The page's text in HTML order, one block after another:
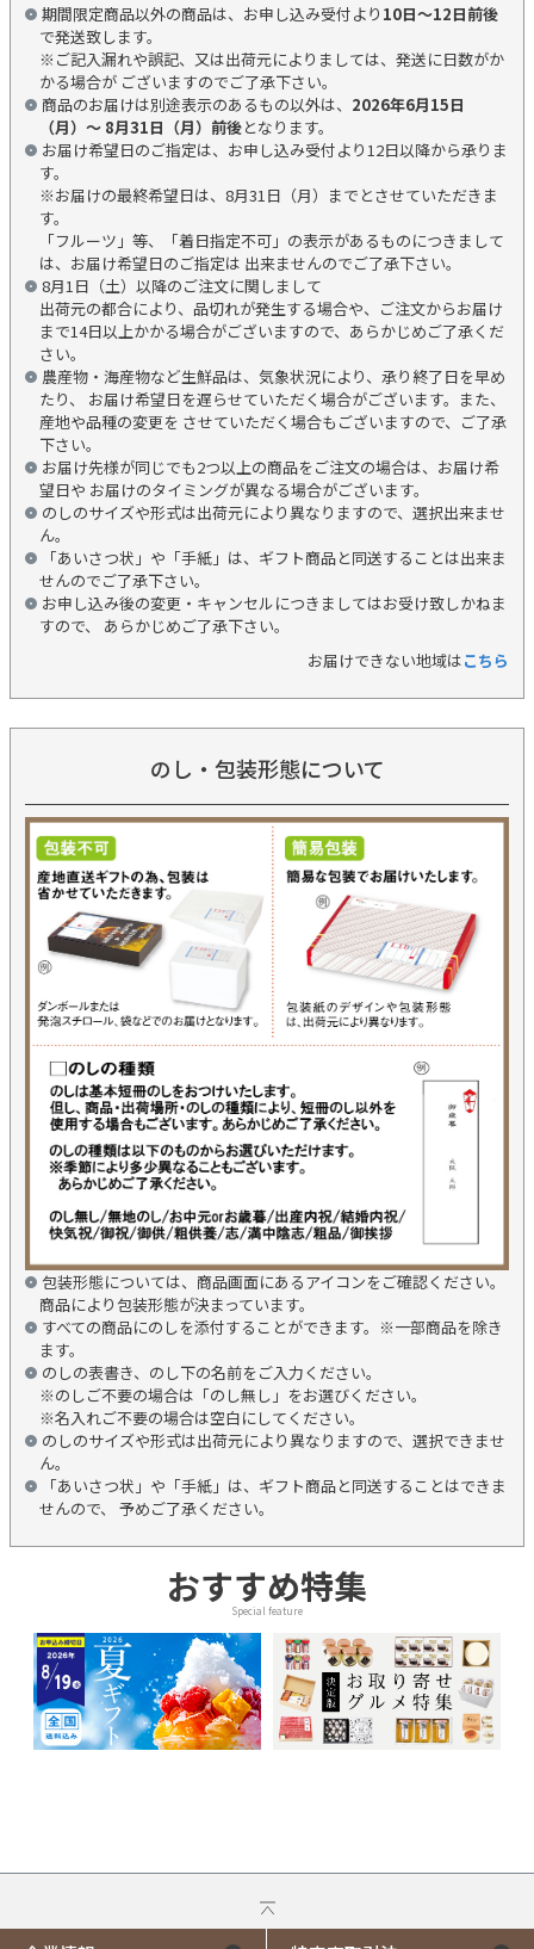
期間限定商品以外の商品は、お申し込み受付より 10日～12日前後
で発送致します。
※ご記入漏れや誤記、又は出荷元によりましては、発送に日数がか
かる場合が ございますのでご了承下さい。
商品のお届けは別途表示のあるもの以外は、 2026年6月15日
（月）～ 8月31日（月）前後となります。
お届け希望日のご指定は、お申し込み受付より12日以降から承りま
す。
※お届けの最終希望日は、8月31日（月）までとさせていただきま
す。
「フルーツ」等、「着日指定不可」の表示があるものにつきまして
は、お届け希望日のご指定は 出来ませんのでご了承下さい。
8月1日（土）以降のご注文に関しまして
出荷元の都合により、品切れが発生する場合や、ご注文からお届け
まで14日以上かかる場合がございますので、あらかじめご了承くだ
さい。
農産物・海産物など生鮮品は、気象状況により、承り終了日を早め
たり、 お届け希望日を遅らせていただく場合がございます。また、
産地や品種の変更を させていただく場合もございますので、ご了承
下さい。
お届け先様が同じでも2つ以上の商品をご注文の場合は、お届け希
望日や お届けのタイミングが異なる場合がございます。
のしのサイズや形式は出荷元により異なりますので、選択出来ませ
ん。
「あいさつ状」や「手紙」は、ギフト商品と同送することは出来ま
せんのでご了承下さい。
お申し込み後の変更・キャンセルにつきましてはお受け致しかねま
すので、 あらかじめご了承下さい。
お届けできない地域はこちら
のし・包装形態について
包装形態については、商品画面にあるアイコンをご確認ください。
商品により包装形態が決まっています。
すべての商品にのしを添付することができます。※一部商品を除き
ます。
のしの表書き、のし下の名前をご入力ください。
※のしご不要の場合は「のし無し」をお選びください。
※名入れご不要の場合は空白にしてください。
のしのサイズや形式は出荷元により異なりますので、選択できませ
ん。
「あいさつ状」や「手紙」は、ギフト商品と同送することはできま
せんので、 予めご了承ください。
おすすめ特集
Special feature